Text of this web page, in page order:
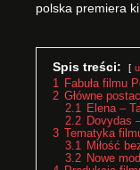
polska premiera
Spis treści:
1 Fabuła filmu
2 Główne
2.1 Elena –
2.2 Dovydas
3
Tematyka
3.1 Miłość
3.2 Nowe